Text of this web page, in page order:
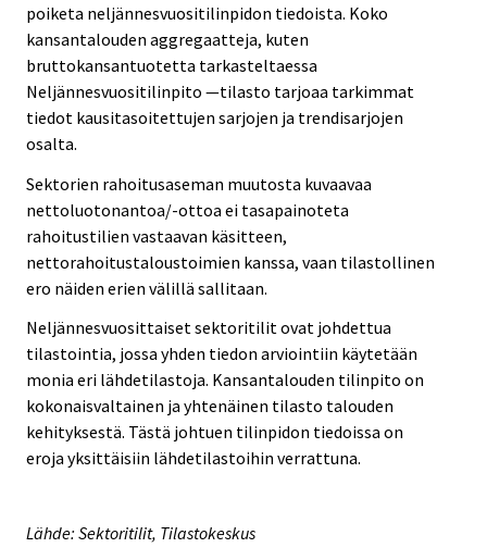
poiketa neljännesvuositilinpidon tiedoista. Koko
kansantalouden aggregaatteja, kuten
bruttokansantuotetta tarkasteltaessa
Neljännesvuositilinpito —tilasto tarjoaa tarkimmat
tiedot kausitasoitettujen sarjojen ja trendisarjojen
osalta.
Sektorien rahoitusaseman muutosta kuvaavaa
nettoluotonantoa/-ottoa ei tasapainoteta
rahoitustilien vastaavan käsitteen,
nettorahoitustaloustoimien kanssa, vaan tilastollinen
ero näiden erien välillä sallitaan.
Neljännesvuosittaiset sektoritilit ovat johdettua
tilastointia, jossa yhden tiedon arviointiin käytetään
monia eri lähdetilastoja. Kansantalouden tilinpito on
kokonaisvaltainen ja yhtenäinen tilasto talouden
kehityksestä. Tästä johtuen tilinpidon tiedoissa on
eroja yksittäisiin lähdetilastoihin verrattuna.
Lähde: Sektoritilit, Tilastokeskus